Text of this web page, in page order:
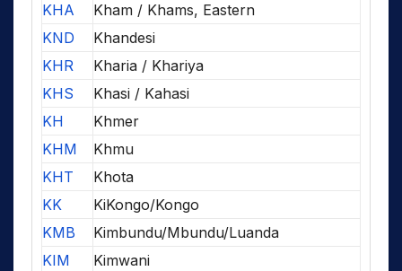
KHA
Kham / Khams, Eastern
KND
Khandesi
KHR
Kharia / Khariya
KHS
Khasi / Kahasi
KH
Khmer
KHM
Khmu
KHT
Khota
KK
KiKongo/Kongo
KMB
Kimbundu/Mbundu/Luanda
KIM
Kimwani